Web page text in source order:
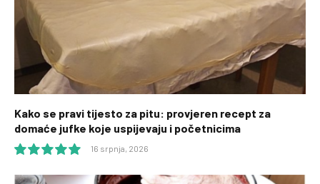
Kako se pravi tijesto za pitu: provjeren recept za
domaće jufke koje uspijevaju i početnicima
10.0
16 srpnja, 2026